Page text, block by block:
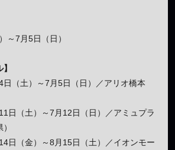
～7月5日（日）
（土）～7月5日（日）／アリオ橋本
日（土）～7月12日（日）／アミュプラ
日（金）～8月15日（土）／イオンモー